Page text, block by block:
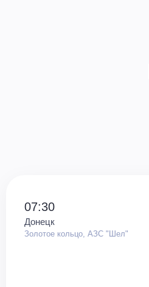
07:30
Донецк
Золотое кольцо, АЗС "Шел"